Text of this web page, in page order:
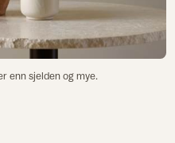
enn sjelden og mye.